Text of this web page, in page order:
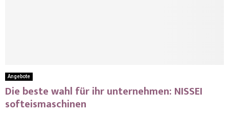
Angebote
Die beste wahl für ihr unternehmen: NISSEI
softeismaschinen